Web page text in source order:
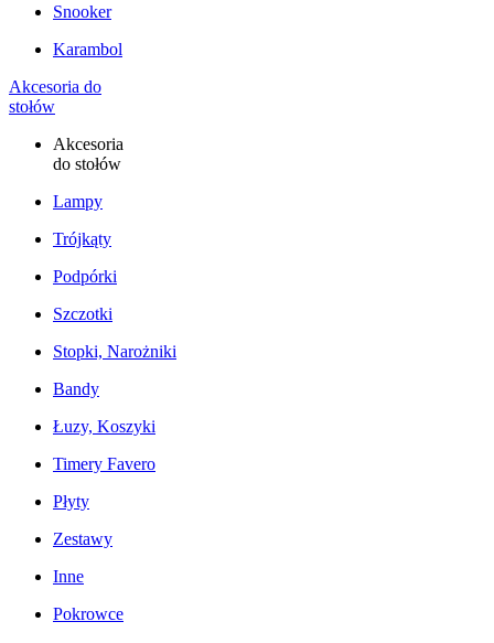
Snooker
Karambol
Akcesoria do
stołów
Akcesoria
do stołów
Lampy
Trójkąty
Podpórki
Szczotki
Stopki, Narożniki
Bandy
Łuzy, Koszyki
Timery Favero
Płyty
Zestawy
Inne
Pokrowce